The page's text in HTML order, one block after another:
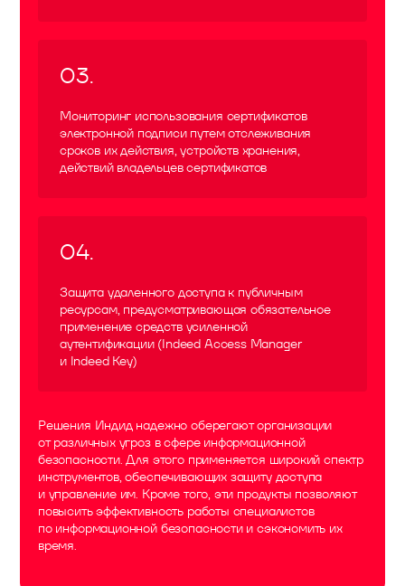
03.
Мониторинг использования сертификатов
электронной подписи путем отслеживания
сроков их действия, устройств хранения,
действий владельцев сертификатов
04.
Защита удаленного доступа к публичным
ресурсам, предусматривающая обязательное
применение средств усиленной
аутентификации (Indeed Access Manager
и Indeed Key)
Решения Индид надежно оберегают организации
от различных угроз в сфере информационной
безопасности. Для этого применяется широкий спектр
инструментов, обеспечивающих защиту доступа
и управление им. Кроме того, эти продукты позволяют
повысить эффективность работы специалистов
по информационной безопасности и сэкономить их
время.